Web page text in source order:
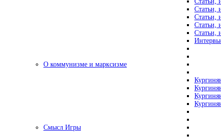
Статьи,
Статьи,
Статьи,
Статьи,
О коммунизме и марксизме
Смысл Игры